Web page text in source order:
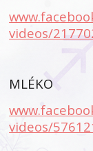
videos/
MLÉKO
videos/